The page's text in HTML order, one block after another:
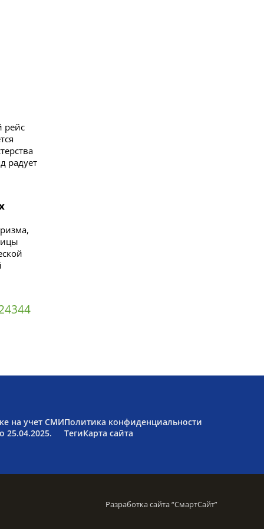
рейс
радует
4344
на учет СМИ
25.04.2025.
Политика конфиденциальности
ТегиКарта сайта
Разработка сайта “СмартСайт”